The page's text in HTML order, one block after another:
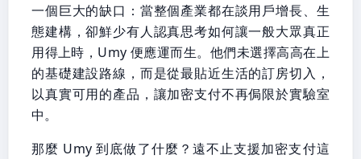
一個巨大的缺口：當整個產業都在談用戶增長、生
態建構，卻鮮少有人認真思考如何讓一般大眾真正
用得上時，Umy 便應運而生。他們未選擇高高在上
的基礎建設路線，而是從最貼近生活的訂房切入，
以真實可用的產品，讓加密支付不再侷限於實驗室
中。
那麼 Umy 到底做了什麼？遠不止支援加密支付這